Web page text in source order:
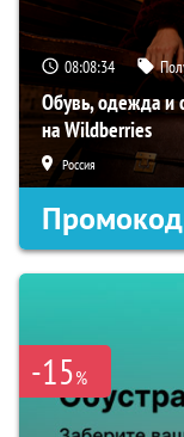
08:08:33
Обувь, одежда и
на Wildberries
Россия
Промокод
-15%